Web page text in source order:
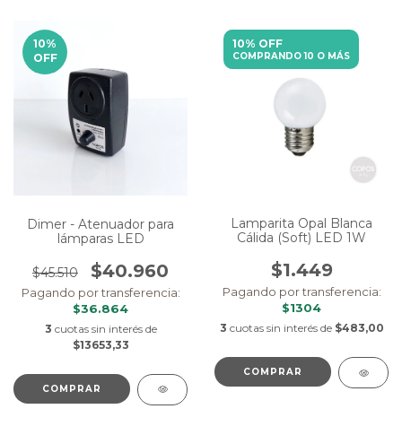
10%
OFF
Dimer - Atenuador para
lámparas LED
$45.510 $40.960
Pagando por transferencia:
$36.864
3 cuotas sin interés de
$13653,33
10% OFF
COMPRANDO 10 O MÁS
Lamparita Opal Blanca
Cálida (Soft) LED 1W
$1.449
Pagando por transferencia:
$1304
3 cuotas sin interés de $483,00